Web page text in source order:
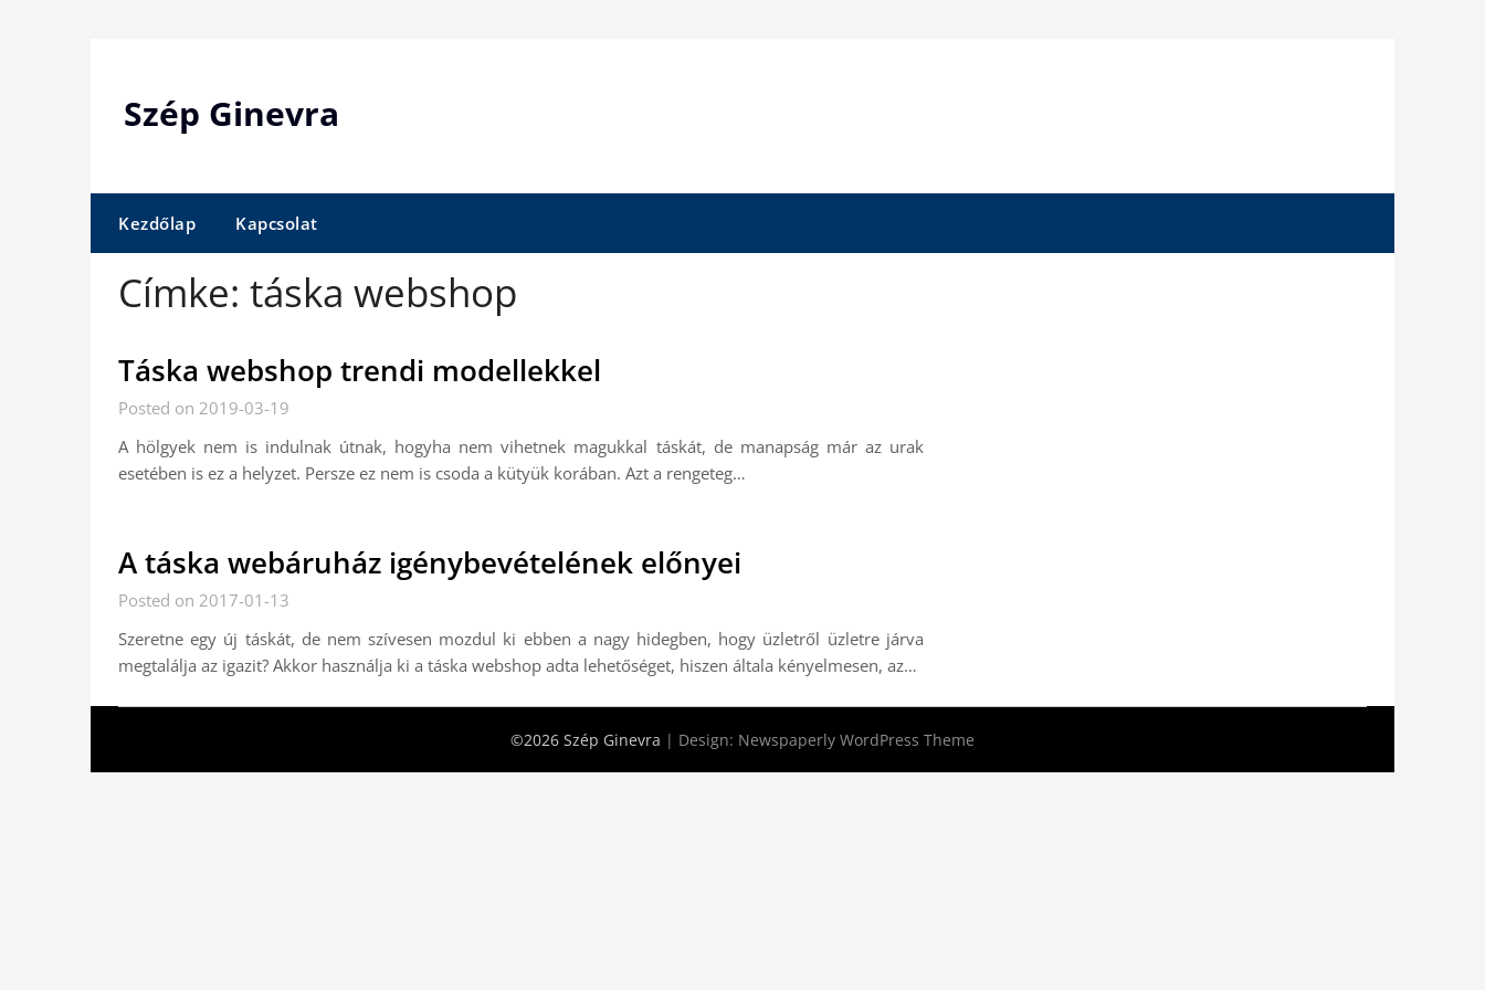
Szép Ginevra
Kezdőlap Kapcsolat
Címke: táska webshop
Táska webshop trendi modellekkel
Posted on 2019-03-19
A hölgyek nem is indulnak útnak, hogyha nem vihetnek magukkal táskát, de manapság már az urak
esetében is ez a helyzet. Persze ez nem is csoda a kütyük korában. Azt a rengeteg…
A táska webáruház igénybevételének előnyei
Posted on 2017-01-13
Szeretne egy új táskát, de nem szívesen mozdul ki ebben a nagy hidegben, hogy üzletről üzletre járva
megtalálja az igazit? Akkor használja ki a táska webshop adta lehetőséget, hiszen általa kényelmesen, az…
©2026 Szép Ginevra | Design: Newspaperly WordPress Theme